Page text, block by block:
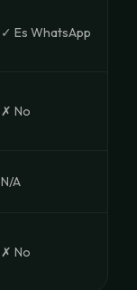
✓ Es WhatsApp
✗ No
N/A
✗ No